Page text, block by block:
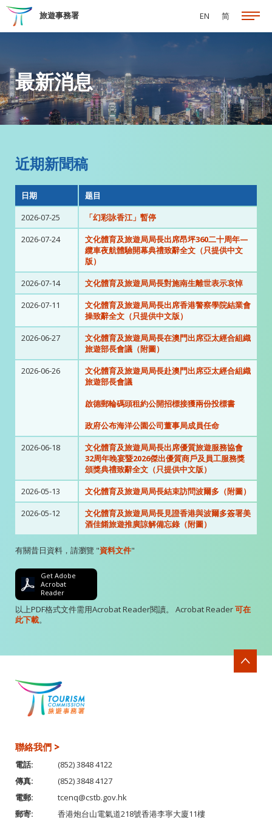
跳至主要內容
旅遊事務署 EN 简
最新消息
近期新聞稿
日期
题目
2026-07-25
「幻彩詠香江」暫停
2026-07-24
文化體育及旅遊局局長出席昂坪360二十周年—
纜車夜航體驗開幕典禮致辭全文（只提供中文
版）
2026-07-14
文化體育及旅遊局局長對施南生離世表示哀悼
2026-07-11
文化體育及旅遊局局長出席香港警察學院結業會
操致辭全文（只提供中文版）
2026-06-27
文化體育及旅遊局局長在澳門出席亞太經合組織
旅遊部長會議（附圖）
2026-06-26
文化體育及旅遊局局長赴澳門出席亞太經合組織
旅遊部長會議
啟德郵輪碼頭租約公開招標接獲兩份投標書
政府公布海洋公園公司董事局成員任命
2026-06-18
文化體育及旅遊局局長出席優質旅遊服務協會
32周年晚宴暨2026傑出優質商戶及員工服務獎
頒獎典禮致辭全文（只提供中文版）
2026-05-13
文化體育及旅遊局局長結束訪問波爾多（附圖）
2026-05-12
文化體育及旅遊局局長見證香港與波爾多簽署美
酒佳餚旅遊推廣諒解備忘錄（附圖）
有關昔日資料，請瀏覽 "資料文件"
Get Adobe
Acrobat
Reader
以上PDF格式文件需用Acrobat Reader閱讀。 Acrobat Reader可在
此下載。
聯絡我們 >
電話:
(852) 3848 4122
傳真:
(852) 3848 4127
電郵:
tcenq@cstb.gov.hk
郵寄:
香港炮台山電氣道218號香港李寧大廈11樓